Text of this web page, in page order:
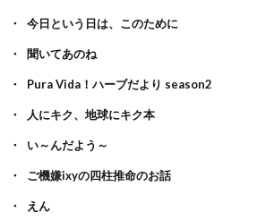
今日という日は、このために
聞いてあのね
Pura Vida！ハーブだより season2
人にキク、地球にキク本
い～んだよう～
ご機嫌ixyの四柱推命のお話
えん